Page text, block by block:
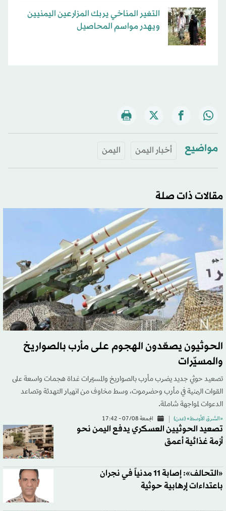
التغير المناخي يربك المزارعين اليمنيين
ويهدر مواسم المحاصيل
مواضيع أخبار اليمن اليمن
مقالات ذات صلة
الحوثيون يصعّدون الهجوم على مأرب بالصواريخ
والمسيّرات
تصعيد حوثي جديد يضرب مأرب بالصواريخ والمسيّرات غداة هجمات واسعة على
القوات اليمنية في مأرب وحضرموت، وسط مخاوف من انهيار التهدئة وتصاعد
الدعوات لمواجهة شاملة.
«الشرق الأوسط» (عدن) الجمعة 07/08 - 17:42
تصعيد الحوثيين العسكري يدفع اليمن نحو
أزمة غذائية أعمق
«التحالف»: إصابة 11 مدنياً في نجران
باعتداءات إرهابية حوثية